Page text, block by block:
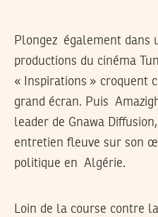
Plongez également dans
productions du cinéma
« Inspirations » croquent
grand écran. Puis
leader de Gnawa
entretien fleuve sur son
politique en Algérie.
Loin de la course contre